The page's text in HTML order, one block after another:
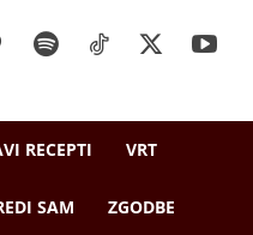
RECEPTI VRT
SAM ZGODBE